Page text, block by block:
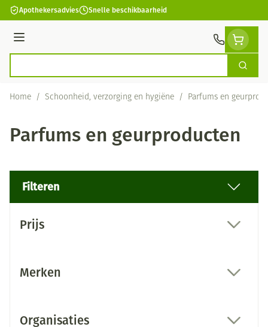
Ga naar de inhoud
Apothekersadvies Snelle beschikbaarheid
Menu
Zoek
Home / Schoonheid, verzorging en hygiëne / Parfums en
Parfums en geurproducten
Filteren
Prijs
Merken
Organisaties